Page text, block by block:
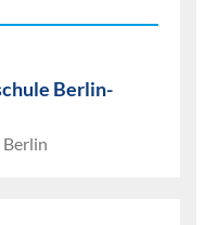
Berlin-